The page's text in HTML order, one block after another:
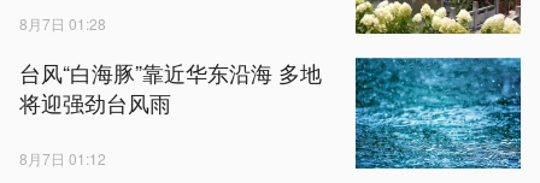
8月7日 01:28
台风“白海豚”靠近华东沿海 多地
将迎强劲台风雨
8月7日 01:12